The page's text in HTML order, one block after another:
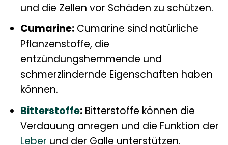
und die Zellen vor Schäden zu schützen.
Cumarine:Cumarine sind natürliche
Pflanzenstoffe, die
entzündungshemmende und
schmerzlindernde Eigenschaften haben
können.
Bitterstoffe:Bitterstoffe können die
Verdauung anregen und die Funktion der
Leber und der Galle unterstützen.